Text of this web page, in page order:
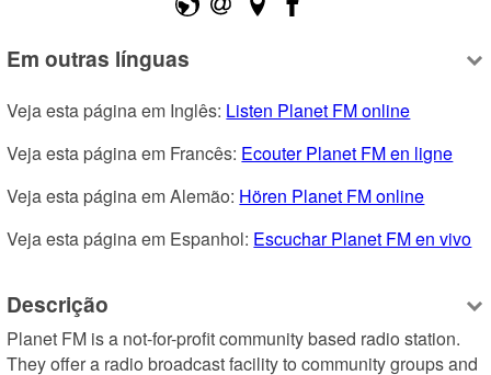
Em outras línguas
Veja esta página em Inglês: Listen Planet FM online
Veja esta página em Francês: Ecouter Planet FM en ligne
Veja esta página em Alemão: Hören Planet FM online
Veja esta página em Espanhol: Escuchar Planet FM en vivo
Descrição
Planet FM is a not-for-profit community based radio station.
They offer a radio broadcast facility to community groups and